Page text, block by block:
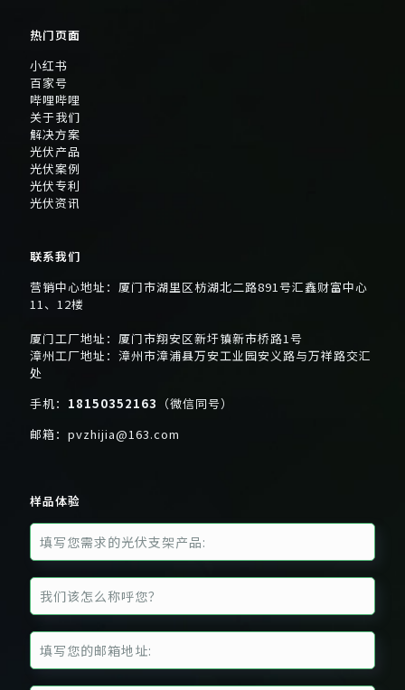
热门页面
小红书
百家号
哔哩哔哩
关于我们
解决方案
光伏产品
光伏案例
光伏专利
光伏资讯
联系我们
营销中心地址：厦门市湖里区枋湖北二路891号汇鑫财富中心
11、12楼
厦门工厂地址：厦门市翔安区新圩镇新市桥路1号
漳州工厂地址：漳州市漳浦县万安工业园安义路与万祥路交汇
处
手机： 18150352163 （微信同号）
邮箱： pvzhijia@163.com
样品体验